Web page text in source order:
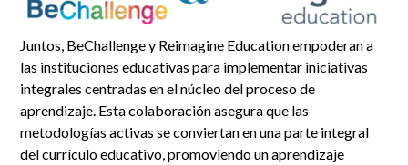
Juntos, BeChallenge y Reimagine Education empoderan a
las instituciones educativas para implementar iniciativas
integrales centradas en el núcleo del proceso de
aprendizaje. Esta colaboración asegura que las
metodologías activas se conviertan en una parte integral
del currículo educativo, promoviendo un aprendizaje